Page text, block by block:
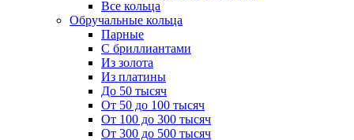
Все кольца
Обручальные кольца
Парные
С бриллиантами
Из золота
Из платины
До 50 тысяч
От 50 до 100 тысяч
От 100 до 300 тысяч
От 300 до 500 тысяч